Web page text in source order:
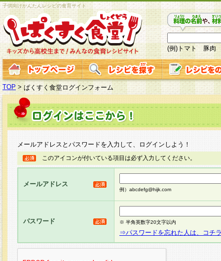
子供向けかんたんレシピの食育サイト
(例)トマト 豚肉
TOP > ぱくすく食堂ログインフォーム
メールアドレスとパスワードを入力して、ログインしよう！
このアイコンが付いている項目は必ず入力してください。
メールアドレス
例）abcdefg@hijk.com
パスワード ※ 半角英数字20文字以内
⇒パスワードを忘れた人は、コチ